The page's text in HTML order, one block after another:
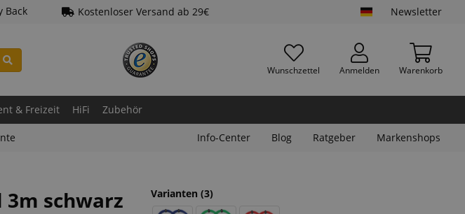
Back Kostenloser Versand ab 29€ Newsletter
Wunschzettel Anmelden Warenkorb
& Freizeit HiFi Zubehör
Info-Center Blog Ratgeber Markenshops
schwarz
Varianten (3)